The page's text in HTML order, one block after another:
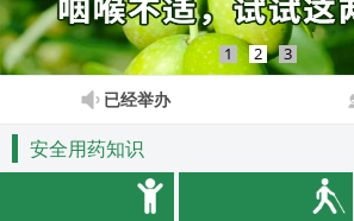
1 2 3
已经举办
安全用药知识